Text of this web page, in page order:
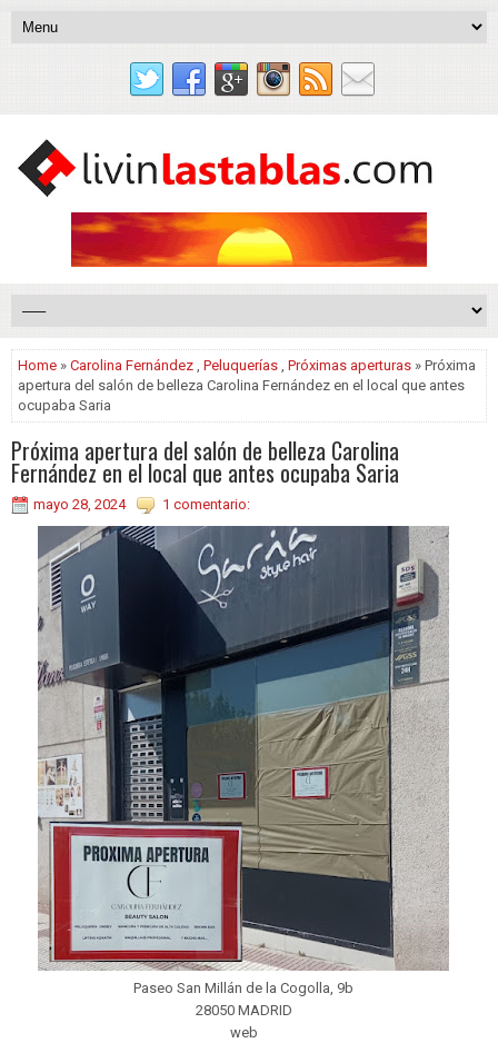
Home » Carolina Fernández , Peluquerías , Próximas aperturas » Próxima
apertura del salón de belleza Carolina Fernández en el local que antes
ocupaba Saria
Próxima apertura del salón de belleza Carolina
Fernández en el local que antes ocupaba Saria
mayo 28, 2024 1 comentario:
Paseo San Millán de la Cogolla, 9b
28050 MADRID
web